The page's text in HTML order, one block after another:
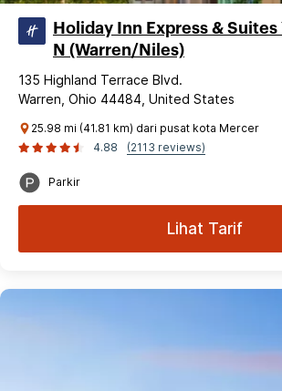
Holiday Inn Express &
N (Warren/Niles)
135 Highland Terrace Blvd.
Warren, Ohio 44484, United States
25.98 mi (41.81 km) dari pusat kota Mercer
4.88
(2113 reviews)
Parkir
Lihat Tarif